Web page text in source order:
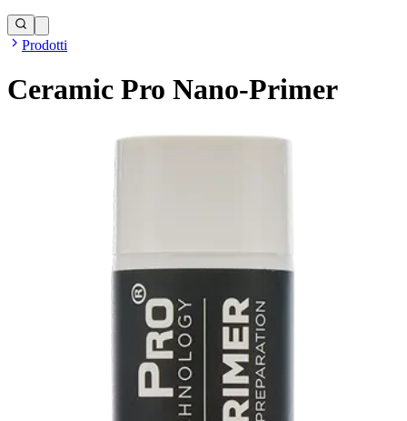
Prodotti
Ceramic Pro Nano-Primer